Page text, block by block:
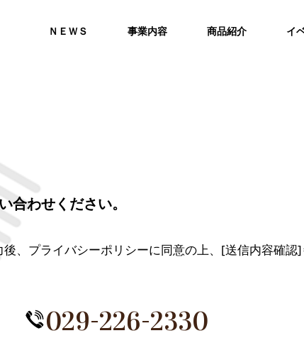
ＮＥＷＳ 事業内容 商品紹介 イ
合わせください。
、プライバシーポリシーに同意の上、[送信内容確
029-226-2330